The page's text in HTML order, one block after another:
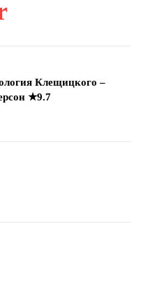
Клещицкого –
★9.7